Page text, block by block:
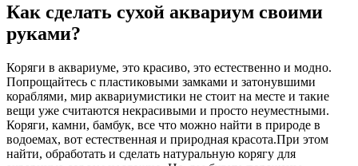
Как сделать сухой аквариум своими
руками?
Коряги в аквариуме, это красиво, это естественно и модно.
Попрощайтесь с пластиковыми замками и затонувшими
кораблями, мир аквариумистики не стоит на месте и такие
вещи уже считаются некрасивыми и просто неуместными.
Коряги, камни, бамбук, все что можно найти в природе в
водоемах, вот естественная и природная красота.При этом
найти, обработать и сделать натуральную корягу для